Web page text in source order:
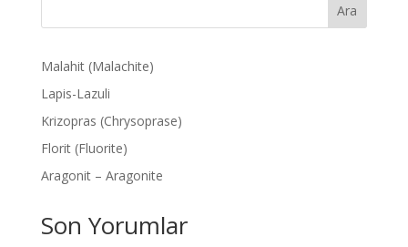
Ara
Malahit (Malachite)
Lapis-Lazuli
Krizopras (Chrysoprase)
Florit (Fluorite)
Aragonit – Aragonite
Son Yorumlar